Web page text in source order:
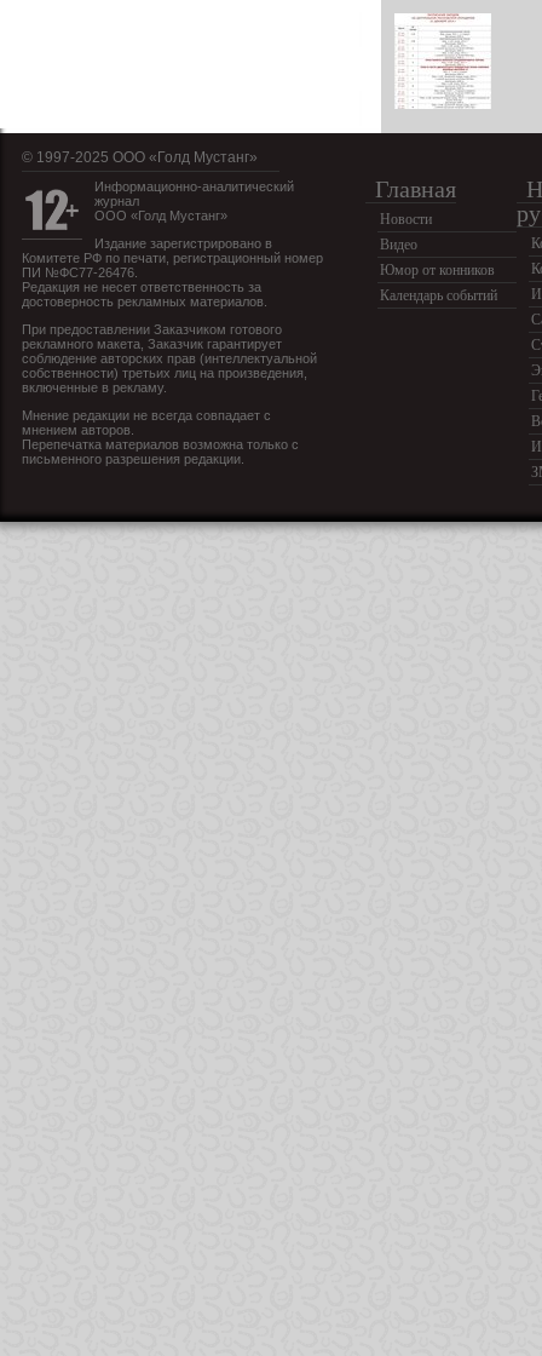
© 1997-2025 OOO «Голд Мустанг»
Информационно-аналитический
журнал
ООО «Голд Мустанг»
Издание зарегистрировано в
Комитете РФ по печати, регистрационный номер
ПИ №ФС77-26476.
Редакция не несет ответственность за
достоверность рекламных материалов.
При предоставлении Заказчиком готового
рекламного макета, Заказчик гарантирует
соблюдение авторских прав (интеллектуальной
собственности) третьих лиц на произведения,
включенные в рекламу.
Мнение редакции не всегда совпадает с
мнением авторов.
Перепечатка материалов возможна только с
письменного разрешения редакции.
Главная
Новости
Видео
Юмор от конников
Календарь событий